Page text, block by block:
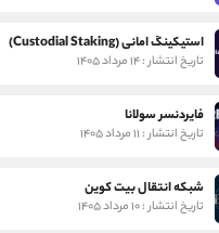
استیکینگ امانی (Custodial Staking)
تاریخ انتشار : ۱۴ مرداد ۱۴۰۵
فایردنسر سولانا
تاریخ انتشار : ۱۱ مرداد ۱۴۰۵
شبکه انتقال بیت کوین
تاریخ انتشار : ۱۰ مرداد ۱۴۰۵